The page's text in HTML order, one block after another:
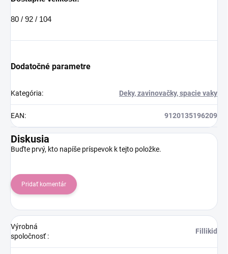
80 / 92 / 104
Dodatočné parametre
Kategória: Deky, zavinovačky, spacie vaky
EAN: 9120135196209
Diskusia
Buďte prvý, kto napíše príspevok k tejto položke.
Pridať komentár
Výrobná
spoločnosť:
Fillikid